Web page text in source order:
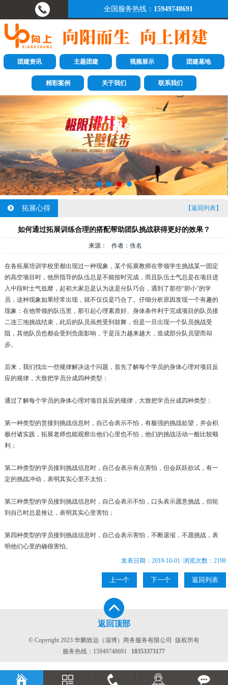
全国服务热线： 15949748691
团建资讯 主题团建 视频展示 团建基地
精彩案例 关于我们 联系我们
拓展心得 【返回列表】
如何通过拓展训练合理的搭配帮助团队挑战获得更好的效果？
来源： 作者：佚名
在各拓展培训学校里都出现过一种现象，某个拓展教师在带领学生挑战某一固定
的高空项目时，他所指导的队伍总是不能按时完成，而且队伍士气总是在项目进
入中段时士气低靡，起初大家总是认为这是分队巧合，遇到了那些“胆小”的学
员，这种现象如果经常出现，就不仅仅是巧合了。仔细分析原因发现一个有趣的
现象：在他带领的队伍里，那引起心理素质好、身体条件利于完成项目的队员接
二连三地挑战结束，此后的队员虽然受到鼓舞，但是一旦出现一个队员挑战受
阻，其他队员也都会受到负面影响，于是压力越来越大，造成部分队员望而却
步。
后来，我们找出一些规律解决这个问题，首先了解每个学员的身体心理对项目反
应的规律，大致把学员分成四种类型：
通过了解每个学员的身体心理对项目反应的规律，大致把学员分成四种类型：
第一种类型的赏接到挑战信息时，自己会表示不怕，有极强的挑战欲望，并会积
极付诸实践，拓展老师也能观察出他们心里也不怕，他们的挑战活动一般比较顺
利；
第二种类型的学员接到挑战信息时，自己会表示有点害怕，但会跃跃欲试，有一
定的挑战冲动，表明其实心里不太怕；
第三种类型的学员接到挑战信息时，自己会表示不怕，口头表示愿意挑战，但轮
到自己时总是推让，表明其实心里害怕；
第四种类型的学员接到挑战信息时，自己会表示害怕，不断退缩，不愿挑战，表
明他们心里的确很害怕。
发表日期：2019-10-01 浏览次数：2198
上一个 下一个 返回列表
返回顶部
© Copyright 2023 华鹏致远（淄博）商务服务有限公司 版权所有
服务热线： 15949748691 18353373177